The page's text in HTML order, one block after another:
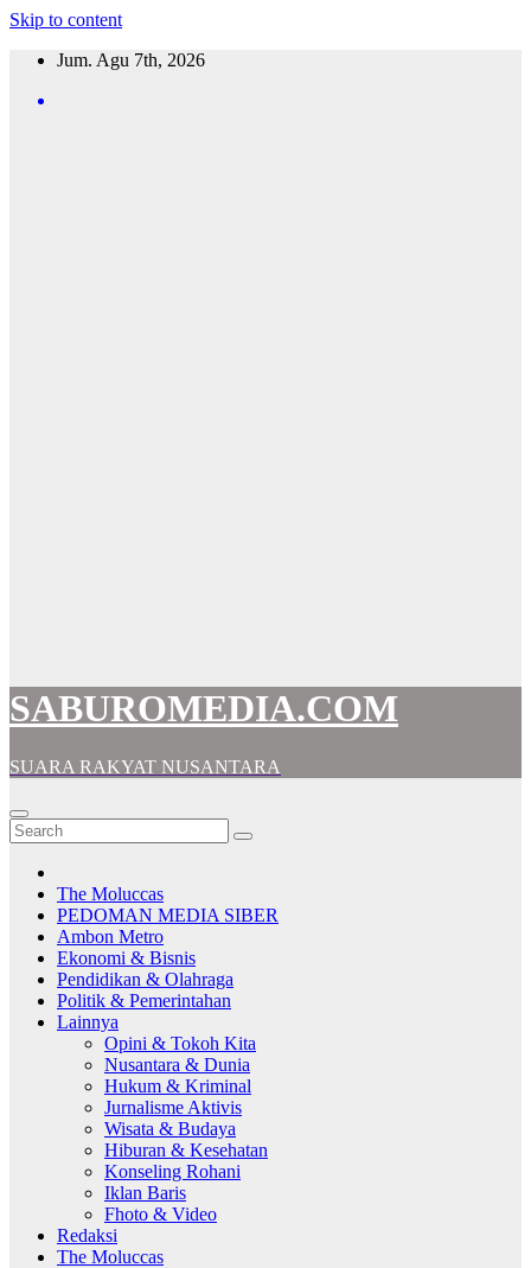
Skip to content
Jum. Agu 7th, 2026
SABUROMEDIA.COM
SUARA RAKYAT NUSANTARA
The Moluccas
PEDOMAN MEDIA SIBER
Ambon Metro
Ekonomi & Bisnis
Pendidikan & Olahraga
Politik & Pemerintahan
Lainnya
Opini & Tokoh Kita
Nusantara & Dunia
Hukum & Kriminal
Jurnalisme Aktivis
Wisata & Budaya
Hiburan & Kesehatan
Konseling Rohani
Iklan Baris
Fhoto & Video
Redaksi
The Moluccas